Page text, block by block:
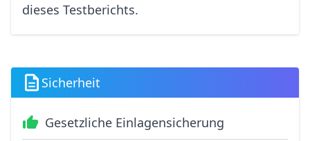
dieses Testberichts.
Sicherheit
Gesetzliche Einlagensicherung